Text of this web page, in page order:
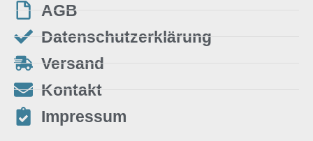
AGB
Datenschutzerklärung
Versand
Kontakt
Impressum